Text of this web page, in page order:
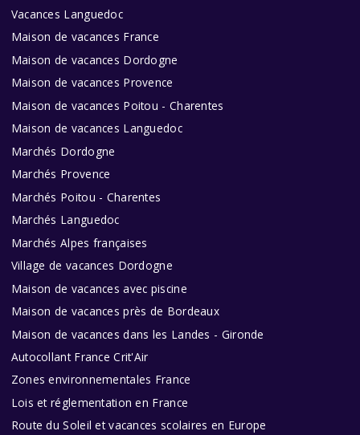
Vacances Languedoc
Maison de vacances France
Maison de vacances Dordogne
Maison de vacances Provence
Maison de vacances Poitou - Charentes
Maison de vacances Languedoc
Marchés Dordogne
Marchés Provence
Marchés Poitou - Charentes
Marchés Languedoc
Marchés Alpes françaises
Village de vacances Dordogne
Maison de vacances avec piscine
Maison de vacances près de Bordeaux
Maison de vacances dans les Landes - Gironde
Autocollant France Crit'Air
Zones environnementales France
Lois et réglementation en France
Route du Soleil et vacances scolaires en Europe